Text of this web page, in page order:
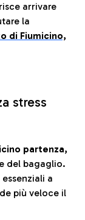
arrivare
la
di Fiumicino,
stress
partenza,
del bagaglio.
a
più veloce il